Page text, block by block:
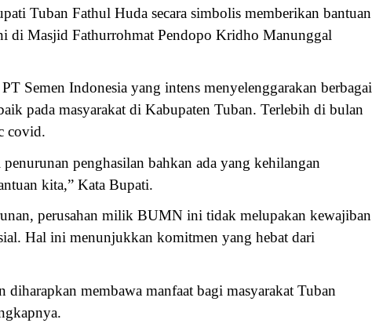
Tuban Fathul Huda secara simbolis memberikan bantuan
di Masjid Fathurrohmat Pendopo Kridho Manunggal
Semen Indonesia yang intens menyelenggarakan berbagai
pada masyarakat di Kabupaten Tuban. Terlebih di bulan
covid.
penghasilan bahkan ada yang kehilangan
kita,” Kata Bupati.
perusahan milik BUMN ini tidak melupakan kewajiban
Hal ini menunjukkan komitmen yang hebat dari
membawa manfaat bagi masyarakat Tuban